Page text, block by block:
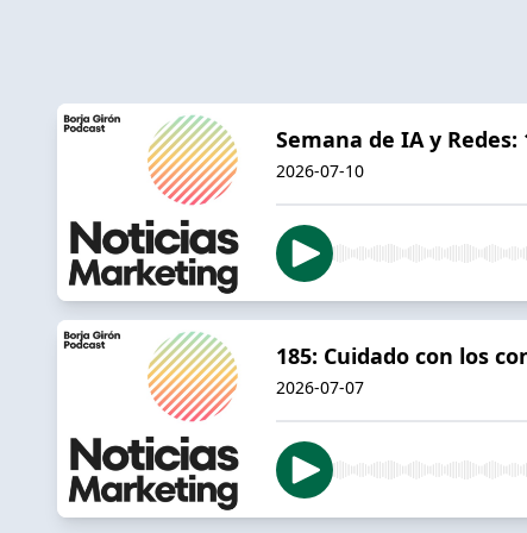
Semana de IA y
2026-07-10
185: Cuidado con los
2026-07-07